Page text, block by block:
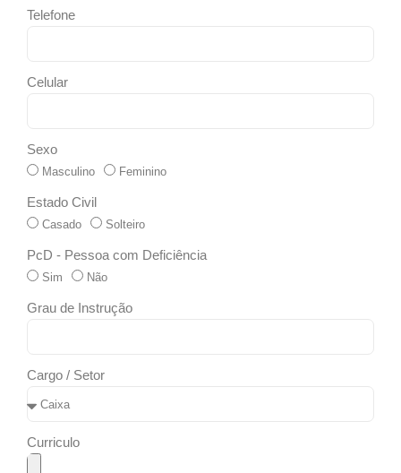
Telefone
Celular
Sexo
Masculino Feminino
Estado Civil
Casado Solteiro
PcD - Pessoa com Deficiência
Sim Não
Grau de Instrução
Cargo / Setor
Curriculo